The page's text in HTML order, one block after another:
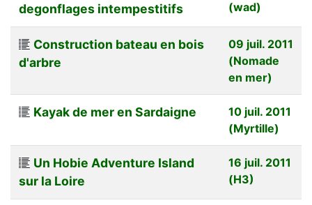
degonflages intempestitifs
(wad)
Construction bateau en bois
d'arbre
09 juil. 2011
(Nomade
en mer)
Kayak de mer en Sardaigne
10 juil. 2011
(Myrtille)
Un Hobie Adventure Island
sur la Loire
16 juil. 2011
(H3)